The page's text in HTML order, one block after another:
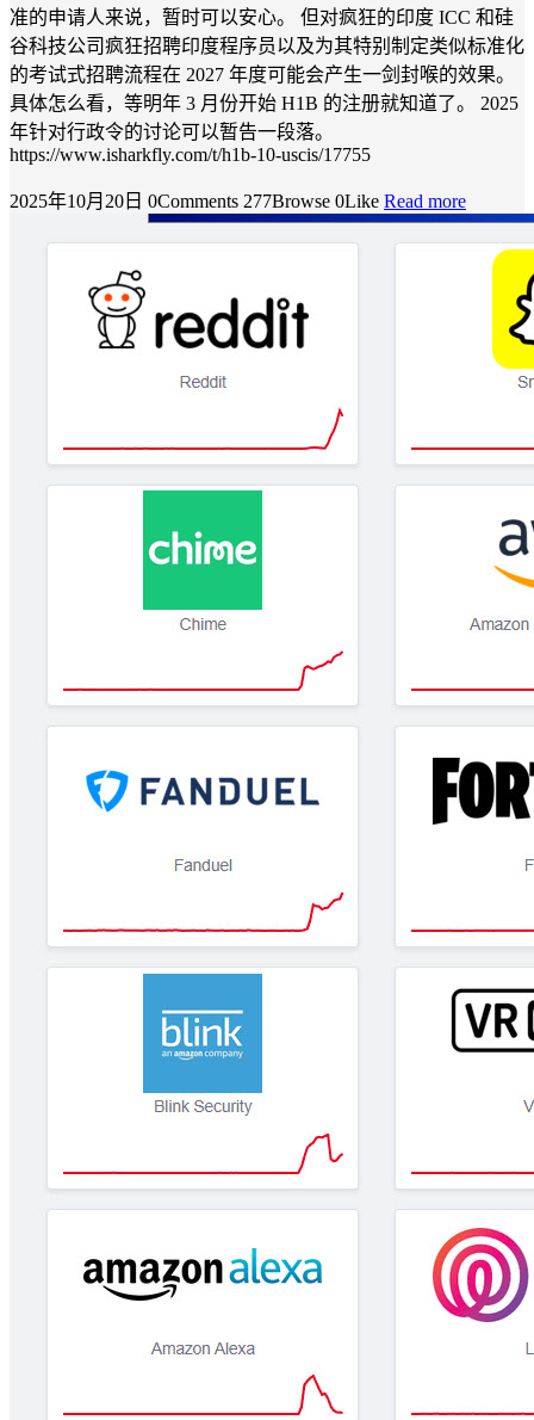
准的申请人来说，暂时可以安心。 但对疯狂的印度 ICC 和硅
谷科技公司疯狂招聘印度程序员以及为其特别制定类似标准化
的考试式招聘流程在 2027 年度可能会产生一剑封喉的效果。
具体怎么看，等明年 3 月份开始 H1B 的注册就知道了。 2025
年针对行政令的讨论可以暂告一段落。
https://www.isharkfly.com/t/h1b-10-uscis/17755
2025年10月20日 0Comments 277Browse 0Like Read more